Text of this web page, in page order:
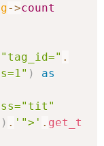
->count
"tag_id=" .
)
as
) . '">' . get_t